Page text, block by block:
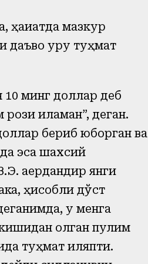
мазкур
даъво қуруқ туҳмат
10 минг доллар деб
қиламан”, деган.
бериб юборган ва
эса шахсий
қаердандир янги
ҳисобли дўст
у менга
кишидан олган пулим
туҳмат қиляпти.